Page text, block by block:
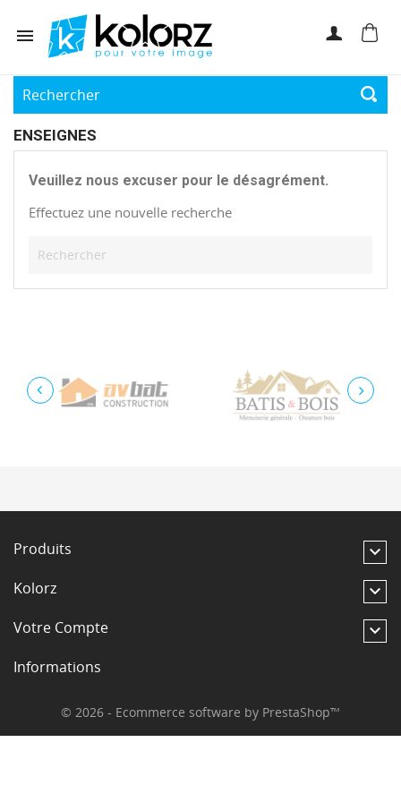

ENSEIGNES
Veuillez nous excuser pour le désagrément.
Effectuez une nouvelle recherche
Produits 
Kolorz 
Votre Compte 
Informations
© 2026 - Ecommerce software by PrestaShop™